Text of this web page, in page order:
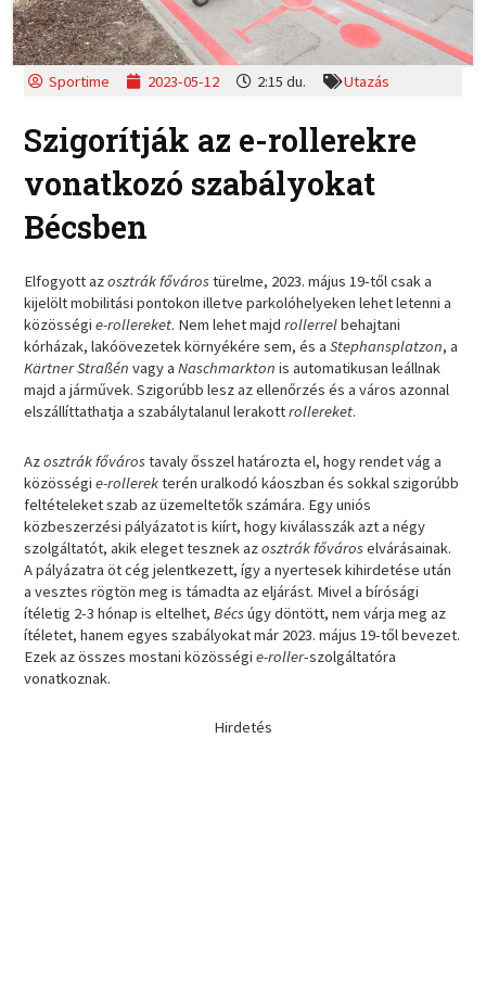
Sportime 2023-05-12 2:15 du. Utazás
Szigorítják az e-rollerekre
vonatkozó szabályokat
Bécsben
Elfogyott azosztrák fővárostürelme, 2023. május 19-től csak a
kijelölt mobilitási pontokon illetve parkolóhelyeken lehet letenni a
közösségie-rollereket. Nem lehet majdrollerrelbehajtani
kórházak, lakóövezetek környékére sem, és aStephansplatzon, a
Kärtner Straßén vagy aNaschmarktonis automatikusan leállnak
majd a járművek. Szigorúbb lesz az ellenőrzés és a város azonnal
elszállíttathatja a szabálytalanul lerakottrollereket.
Azosztrák fővárostavaly ősszel határozta el, hogy rendet vág a
közösségi e-rollerekterén uralkodó káoszban és sokkal szigorúbb
feltételeket szab az üzemeltetők számára. Egy uniós
közbeszerzési pályázatot is kiírt, hogy kiválasszák azt a négy
szolgáltatót, akik eleget tesznek azosztrák fővároselvárásainak.
A pályázatra öt cég jelentkezett, így a nyertesek kihirdetése után
a vesztes rögtön meg is támadta az eljárást. Mivel a bírósági
ítéletig 2-3 hónap is eltelhet,Bécsúgy döntött, nem várja meg az
ítéletet, hanem egyes szabályokat már 2023. május 19-től bevezet.
Ezek az összes mostani közösségie-roller-szolgáltatóra
vonatkoznak.
Hirdetés